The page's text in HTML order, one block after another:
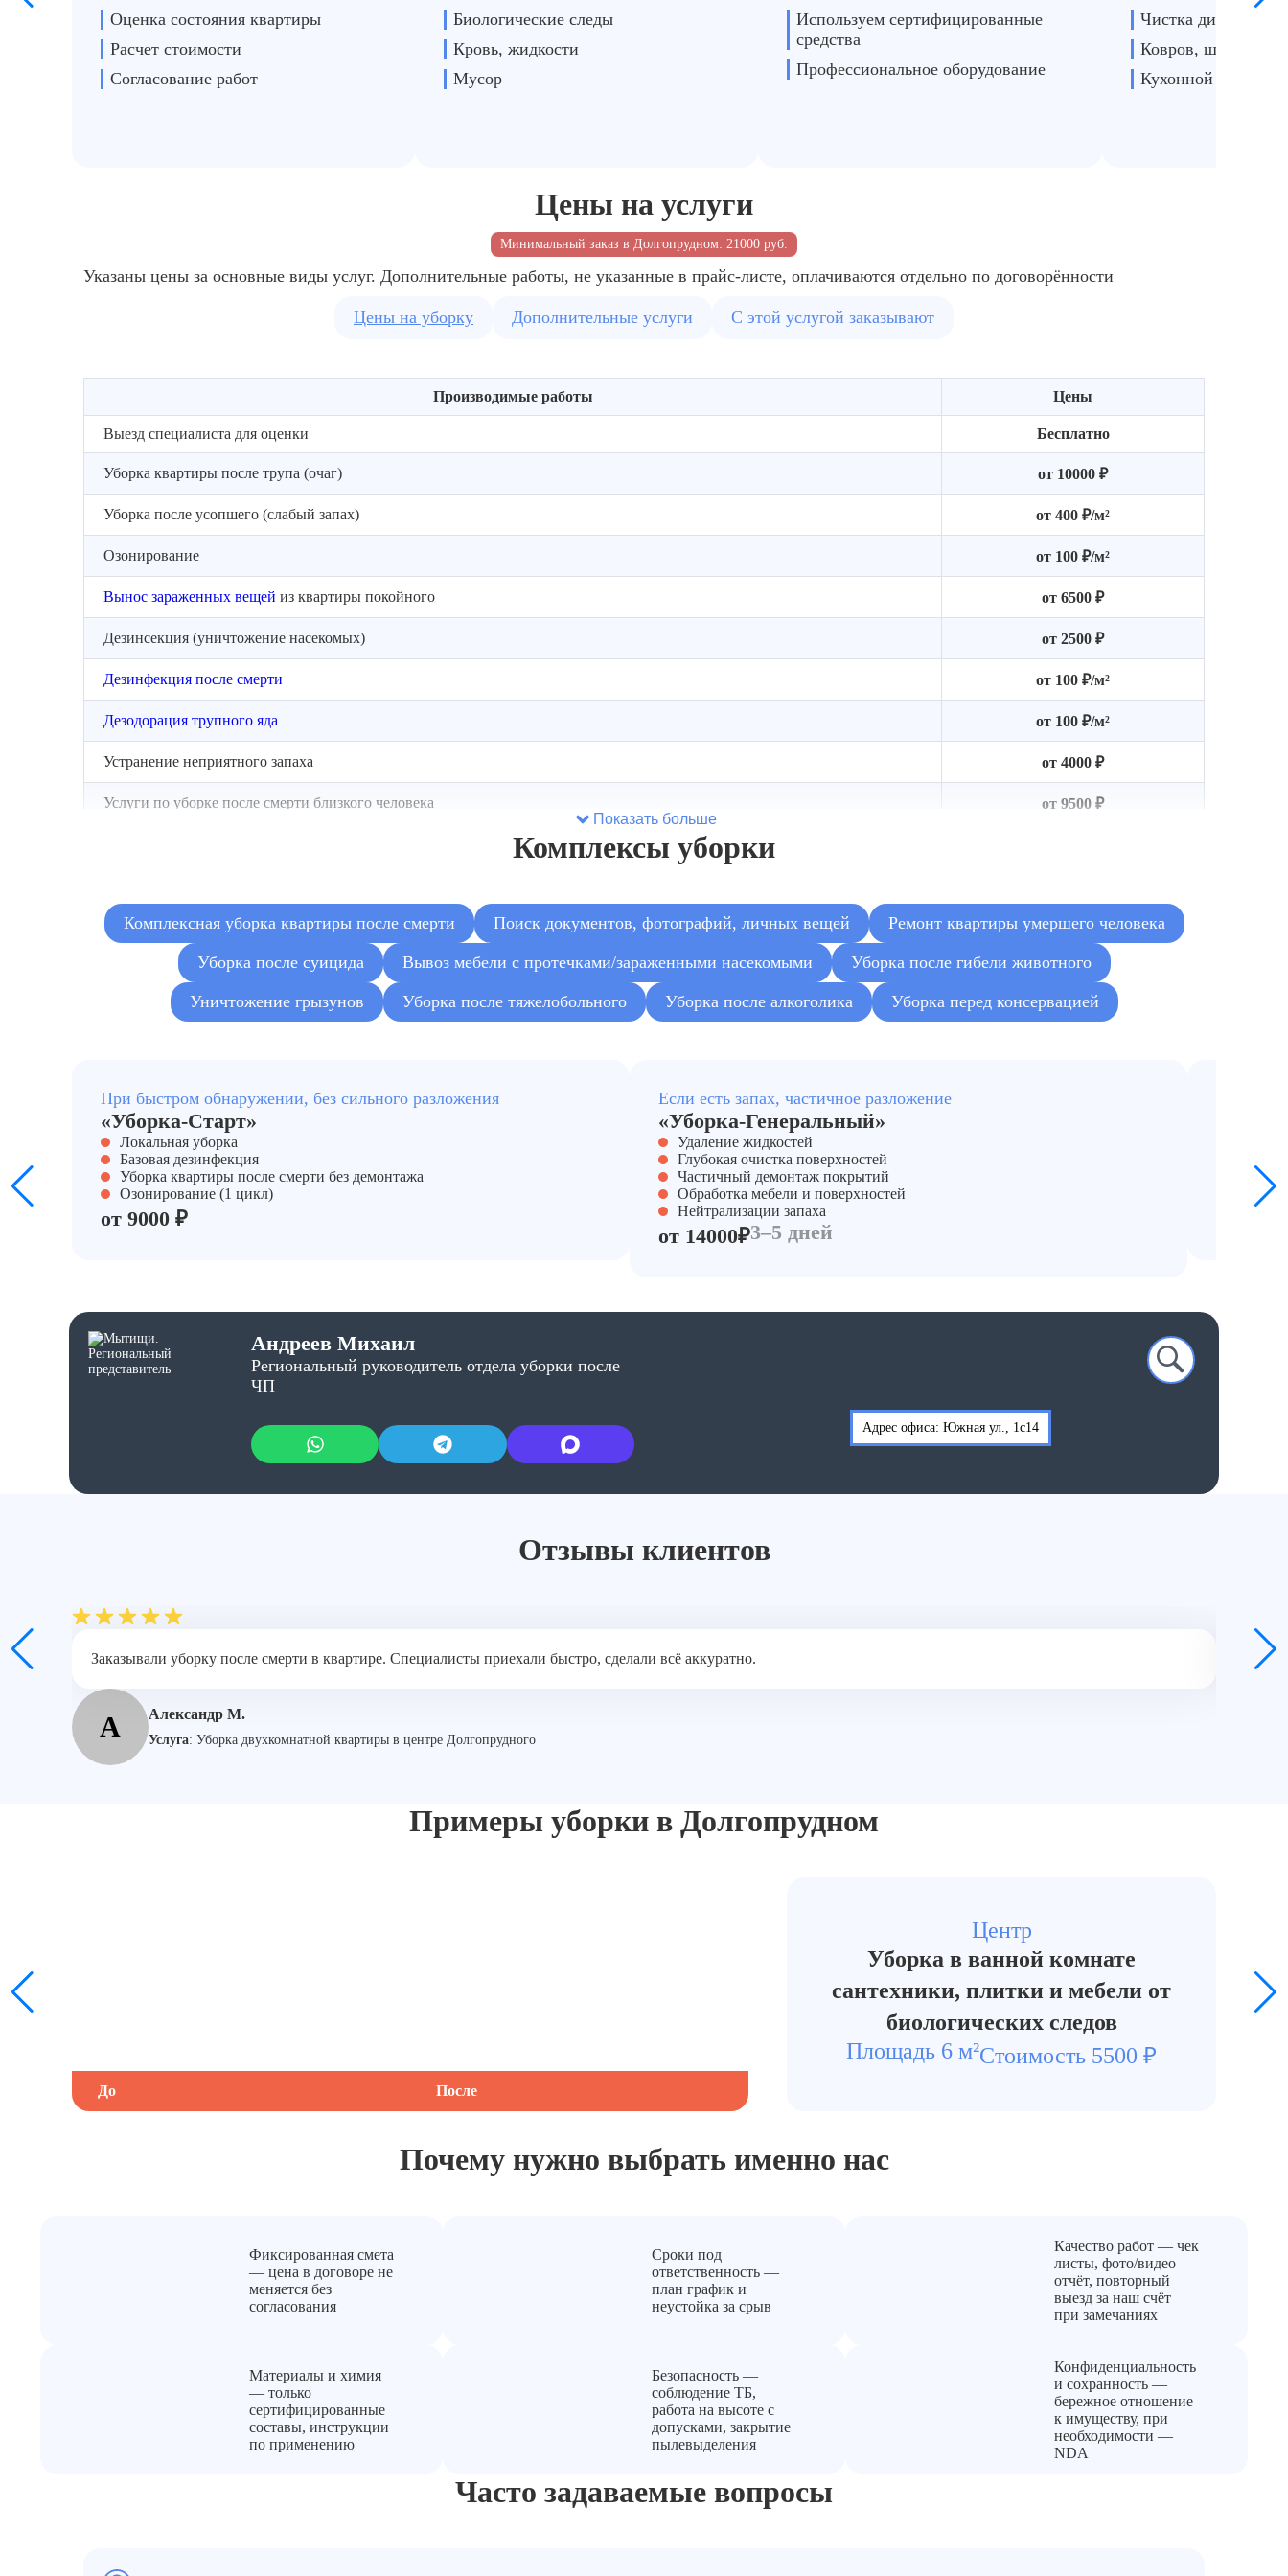
Оценка состояния квартиры
Расчет стоимости
Согласование работ
Биологические следы
Кровь, жидкости
Мусор
Используем сертифицированные
средства
Профессиональное оборудование
Чистка диванов
Ковров, шкафов
Кухонной техники
Цены на услуги
Минимальный заказ в Долгопрудном: 21000 руб.
Указаны цены за основные виды услуг. Дополнительные работы, не указанные в прайс-листе, оплачиваются отдельно по договорённости
Цены на уборку Дополнительные услуги С этой услугой заказывают
Производимые работы Цены
Выезд специалиста для оценки Бесплатно
Уборка квартиры после трупа (очаг) от 10000 ₽
Уборка после усопшего (слабый запах) от 400 ₽/м²
Озонирование от 100 ₽/м²
Вынос зараженных вещей из квартиры покойного от 6500 ₽
Дезинсекция (уничтожение насекомых) от 2500 ₽
Дезинфекция после смерти от 100 ₽/м²
Дезодорация трупного яда от 100 ₽/м²
Устранение неприятного запаха от 4000 ₽
Услуги по уборке после смерти близкого человека от 9500 ₽
Уборка помещений после умершего человека от 400 ₽/м²
Клининг дома после домашних животных от 400 ₽/м²
Уборка после похорон от 400 ₽/м²
Показать больше
Комплексы уборки
Комплексная уборка квартиры после смерти Поиск документов, фотографий, личных вещей Ремонт квартиры умершего человека
Уборка после суицида Вывоз мебели с протечками/зараженными насекомыми Уборка после гибели животного
Уничтожение грызунов Уборка после тяжелобольного Уборка после алкоголика Уборка перед консервацией
При быстром обнаружении, без сильного разложения
«Уборка-Старт»
Локальная уборка
Базовая дезинфекция
Уборка квартиры после смерти без демонтажа
Озонирование (1 цикл)
от 9000 ₽
Если есть запах, частичное разложение
«Уборка-Генеральный»
Удаление жидкостей
Глубокая очистка поверхностей
Частичный демонтаж покрытий
Обработка мебели и поверхностей
Нейтрализации запаха
от 14000₽3–5 дней
Андреев Михаил
Региональный руководитель отдела уборки после
ЧП
Адрес офиса: Южная ул., 1с14
Отзывы клиентов
Заказывали уборку после смерти в квартире. Специалисты приехали быстро, сделали всё аккуратно.
А Александр М.
Услуга: Уборка двухкомнатной квартиры в центре Долгопрудного
Примеры уборки в Долгопрудном
До После
Центр
Уборка в ванной комнате
сантехники, плитки и мебели от
биологических следов
Площадь 6 м²Стоимость 5500 ₽
Почему нужно выбрать именно нас
Фиксированная смета
— цена в договоре не
меняется без
согласования
Сроки под
ответственность —
план график и
неустойка за срыв
Качество работ — чек
листы, фото/видео
отчёт, повторный
выезд за наш счёт
при замечаниях
Материалы и химия
— только
сертифицированные
составы, инструкции
по применению
Безопасность —
соблюдение ТБ,
работа на высоте с
допусками, закрытие
пылевыделения
Конфиденциальность
и сохранность —
бережное отношение
к имуществу, при
необходимости —
NDA
Часто задаваемые вопросы